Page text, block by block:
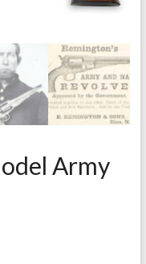
Army